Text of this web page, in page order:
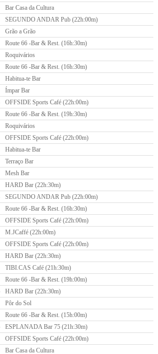
Bar Casa da Cultura
SEGUNDO ANDAR Pub (22h:00m)
Grão a Grão
Route 66 -Bar & Rest. (16h:30m)
Roquivários
Route 66 -Bar & Rest. (16h:30m)
Habitua-te Bar
Ímpar Bar
OFFSIDE Sports Café (22h:00m)
Route 66 -Bar & Rest. (19h:30m)
Roquivários
OFFSIDE Sports Café (22h:00m)
Habitua-te Bar
Terraço Bar
Mesh Bar
HARD Bar (22h:30m)
SEGUNDO ANDAR Pub (22h:00m)
Route 66 -Bar & Rest. (16h:30m)
OFFSIDE Sports Café (22h:00m)
M.JCaffé (22h:00m)
OFFSIDE Sports Café (22h:00m)
HARD Bar (22h:30m)
TIBI.CAS Café (21h:30m)
Route 66 -Bar & Rest. (19h:00m)
HARD Bar (22h:30m)
Pôr do Sol
Route 66 -Bar & Rest. (15h:00m)
ESPLANADA Bar 75 (21h:30m)
OFFSIDE Sports Café (22h:00m)
Bar Casa da Cultura